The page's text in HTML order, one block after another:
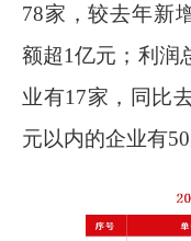
78家，较去年新
额超1亿元；利润
业有17家，同比
元以内的企业有50